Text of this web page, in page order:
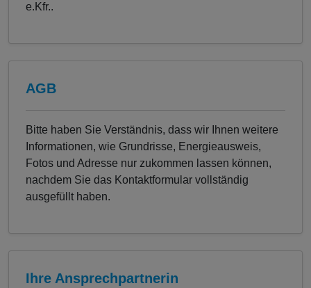
e.Kfr..
AGB
Bitte haben Sie Verständnis, dass wir Ihnen weitere
Informationen, wie Grundrisse, Energieausweis,
Fotos und Adresse nur zukommen lassen können,
nachdem Sie das Kontaktformular vollständig
ausgefüllt haben.
Ihre Ansprechpartnerin